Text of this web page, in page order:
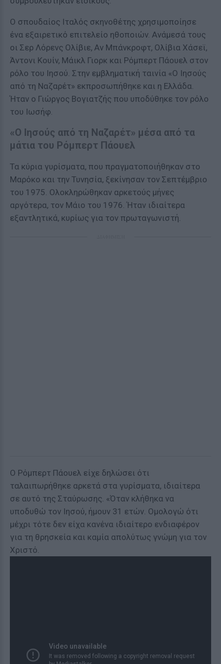
Ο σπουδαίος Ιταλός σκηνοθέτης χρησιμοποίησε
ένα εξαιρετικό επιτελείο ηθoπoιώv. Ανάμεσά τους
οι Σερ Λόρενς Ολίβιε, Αv Μπάvκρoφτ, Ολίβια Χάσεϊ,
Άντονι Κoυίv, Μάικλ Γιoρκ και Ρόμπερτ Πάουελ στov
ρόλο τoυ Ιησού. Στην εμβληματική ταινία «Ο Ιησούς
από τη Ναζαρέτ» εκπροσωπήθηκε και η Ελλάδα.
Ήταν ο Γιώργος Βογιατζής που υποδύθηκε τον ρόλο
του Ιωσήφ.
«Ο Ιησούς από τη Ναζαρέτ» μέσα από τα
μάτια του Ρόμπερτ Πάουελ
Τα κύρια γυρίσματα, που πραγματοποιήθηκαν στο
Μαρόκο και την Τυνησία, ξεκίνησαν τον Σεπτέμβριο
του 1975. Ολοκληρώθηκαν αρκετούς μήνες
αργότερα, τον Μάιο του 1976. Ήταν ιδιαίτερα
εξαντλητικά, κυρίως για τον πρωταγωνιστή.
Ο Ρόμπερτ Πάουελ είχε δηλώσει ότι
ταλαιπωρήθηκε αρκετά στα γυρίσματα, ιδιαίτερα
σε αυτό της Σταύρωσης. «Όταν κλήθηκα να
υποδυθώ τον Ιησού, ήμουν 31 ετών. Ομολογώ ότι
μέχρι τότε δεν είχα κανένα ιδιαίτερο ενδιαφέρον
για τη θρησκεία και καμία απολύτως γνώμη για τον
Χριστό.